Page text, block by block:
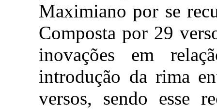
Maximiano por se
Composta por 29
inovações em
introdução da rima
versos, sendo esse